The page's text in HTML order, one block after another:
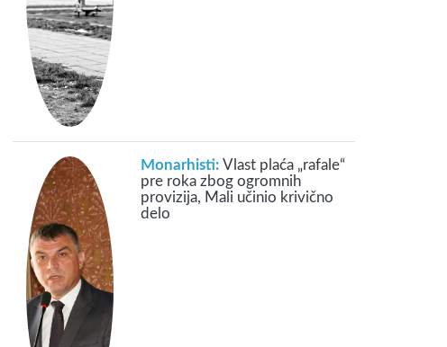
Monarhisti: Vlast plaća „rafale“
pre roka zbog ogromnih
provizija, Mali učinio krivično
delo